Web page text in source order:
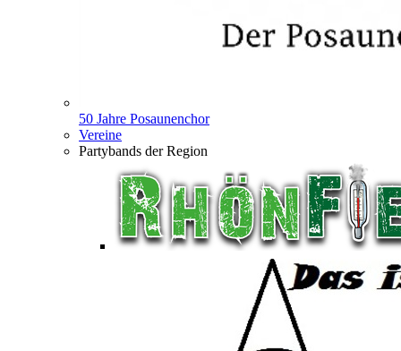
50 Jahre Posaunenchor
Vereine
Partybands der Region